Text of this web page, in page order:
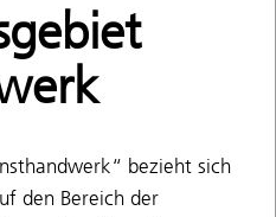
bezieht sich
den Bereich der